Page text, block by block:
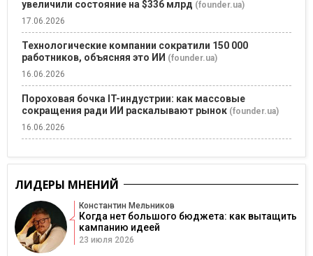
увеличили состояние на $336 млрд (founder.ua)
17.06.2026
Технологические компании сократили 150 000
работников, объясняя это ИИ (founder.ua)
16.06.2026
Пороховая бочка IT-индустрии: как массовые
сокращения ради ИИ раскалывают рынок (founder.ua)
16.06.2026
ЛИДЕРЫ МНЕНИЙ
Константин Мельников
Когда нет большого бюджета: как вытащить
кампанию идеей
23 июля 2026